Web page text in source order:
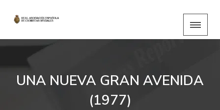
UNA NUEVA GRAN AVENIDA
(1977)